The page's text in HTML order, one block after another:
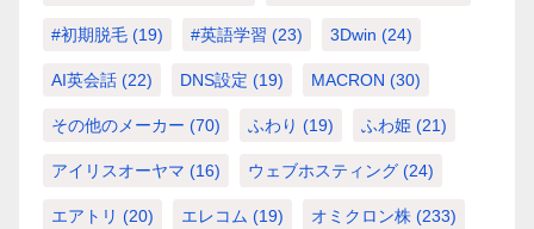
#初期脱毛 (19) #英語学習 (23) 3Dwin (24)
AI英会話 (22) DNS設定 (19) MACRON (30)
その他のメーカー (70) ふわり (19) ふわ姫 (21)
アイリスオーヤマ (16) ウェブホスティング (24)
エアトリ (20) エレコム (19) オミクロン株 (233)